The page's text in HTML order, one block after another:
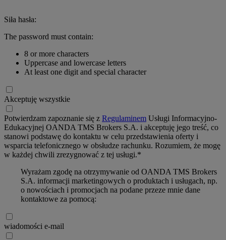
Siła hasła:
The password must contain:
8 or more characters
Uppercase and lowercase letters
At least one digit and special character
Akceptuję wszystkie
Potwierdzam zapoznanie się z Regulaminem Usługi Informacyjno-
Edukacyjnej OANDA TMS Brokers S.A. i akceptuję jego treść, co
stanowi podstawę do kontaktu w celu przedstawienia oferty i
wsparcia telefonicznego w obsłudze rachunku. Rozumiem, że mogę
w każdej chwili zrezygnować z tej usługi.*
Wyrażam zgodę na otrzymywanie od OANDA TMS Brokers
S.A. informacji marketingowych o produktach i usługach, np.
o nowościach i promocjach na podane przeze mnie dane
kontaktowe za pomocą:
wiadomości e-mail